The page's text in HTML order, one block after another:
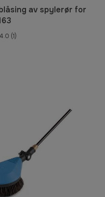
av spylerør for
4.0 (1)